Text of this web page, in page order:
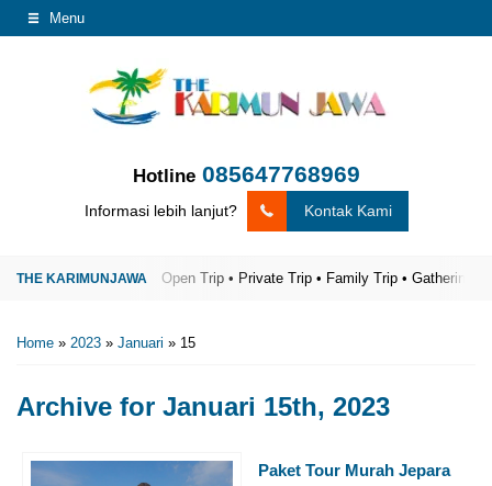
Menu
Hotline 085647768969
Informasi lebih lanjut? Kontak Kami
Terpercaya Open Trip • Private Trip • Family Trip • Gathering
Home » 2023 » Januari » 15
Archive for Januari 15th, 2023
Paket Tour Murah Jepara